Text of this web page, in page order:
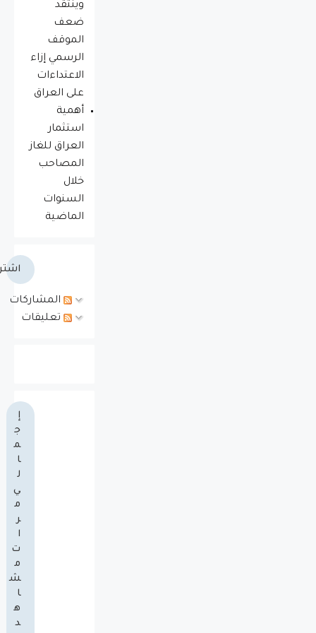
وينتقد
ضعف
الموقف
الرسمي إزاء
الاعتداءات
على العراق
أهمية
استثمار
العراق للغاز
المصاحب
خلال
السنوات
الماضية
المشاركات
تعليقات
إ
ج
م
ا
ل
ي
م
ر
ا
ت
م
ش
ا
ه
د